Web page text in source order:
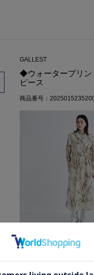
GALLEST
◆ウォータープリン
ピース
商品番号：